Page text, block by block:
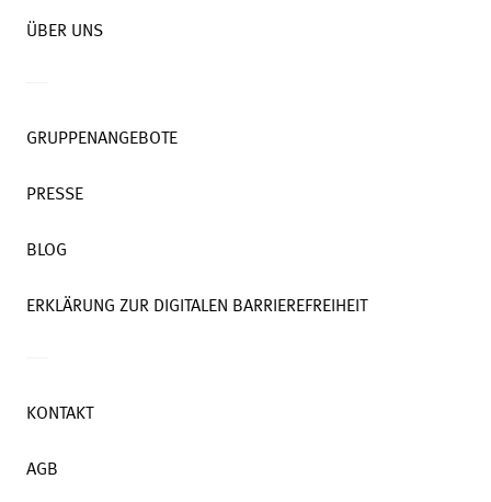
ÜBER UNS
GRUPPENANGEBOTE
PRESSE
BLOG
ERKLÄRUNG ZUR DIGITALEN BARRIEREFREIHEIT
KONTAKT
AGB